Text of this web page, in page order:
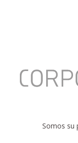
Somos su
y